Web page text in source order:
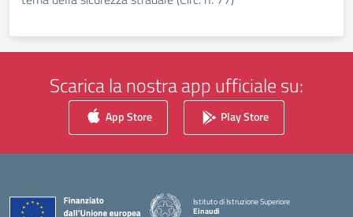
Scarica la nostra app ufficiale su:
App Store Play Store
Istituto di Istruzione Superiore
Einaudi